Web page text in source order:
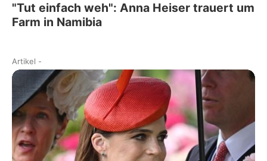
"Tut einfach weh": Anna Heiser trauert um
Farm in Namibia
Artikel -